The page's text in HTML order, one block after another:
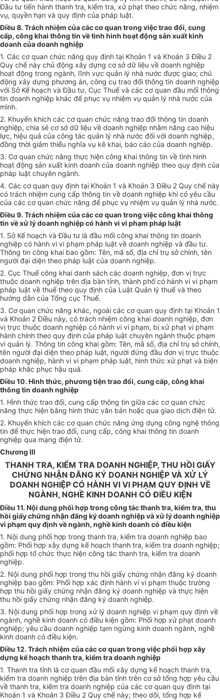
Đầu tư tiến hành thanh tra, kiểm tra, xử phạt theo chức năng, nhiệm
vụ, quyền hạn và quy định của pháp luật.
Điều 8. Trách nhiệm của các cơ quan trong việc trao đổi, cung
cấp, công khai thông tin về tình hình hoạt động sản xuất kinh
doanh của doanh nghiệp
1. Các cơ quan chức năng quy định tại Khoản 1 và Khoản 3 Điều 2
Quy chế này chủ động xây dựng cơ sở dữ liệu về doanh nghiệp
hoạt động trong ngành, lĩnh vực quản lý nhà nước được giao; chủ
động xây dựng phương án, công cụ trao đổi thông tin doanh nghiệp
với Sở Kế hoạch và Đầu tư, Cục Thuếvà các cơ quan đầu mối thông
tin doanh nghiệp khác để phục vụ nhiệm vụ quản lý nhà nước của
mình.
2. Khuyến khích các cơ quan chức năng trao đổi thông tin doanh
nghiệp, chia sẻ cơ sở dữ liệu về doanh nghiệp nhằm nâng cao hiệu
lực, hiệu quả của công tác quản lý nhà nước đối với doanh nghiệp,
đồng thời giảm thiểu nghĩa vụ kê khai, báo cáo của doanh nghiệp.
3. Cơ quan chức năng thực hiện công khai thông tin về tình hình
hoạt động sản xuất kinh doanh của doanh nghiệp theo quy định của
pháp luật chuyên ngành.
4. Các cơ quan quy định tại Khoản 1 và Khoản 3 Điều 2 Quy chế này
có trách nhiệm cung cấp thông tin về doanh nghiệp khi có yêu cầu
của các cơ quan chức năng để phục vụ nhiệm vụ quản lý nhà nước.
Điều 9. Trách nhiệm của các cơ quan trong việc công khai thông
tin về xử lý doanh nghiệp có hành vi vi phạm pháp luật
1. Sở Kế hoạch và Đầu tư là đầu mối công khai thông tin doanh
nghiệp có hành vi vi phạm pháp luật về doanh nghiệp và đầu tư.
Thông tin công khai bao gồm: Tên, mã số, địa chỉ trụ sở chính, tên
người đại diện theo pháp luật của doanh nghiệp.
2. Cục Thuế công khai danh sách các doanh nghiệp, đơn vị trực
thuộc doanh nghiệp trên địa bàn tỉnh, thành phố có hành vi vi phạm
pháp luật về thuế theo quy định của Luật Quản lý thuế và theo
hướng dẫn của Tổng cục Thuế.
3. Cơ quan chức năng khác, ngoài các cơ quan quy định tại Khoản 1
và Khoản 2 Điều này, có trách nhiệm công khai doanh nghiệp, đơn
vị trực thuộc doanh nghiệp có hành vi vi phạm, bị xử phạt vi phạm
hành chính theo quy định của pháp luật chuyên ngành thuộc phạm
vi quản lý. Thông tin công khai gồm: Tên, mã số, địa chỉ trụ sở chính,
tên người đại diện theo pháp luật, người đứng đầu đơn vị trực thuộc
doanh nghiệp, hành vi vi phạm pháp luật, hình thức xử phạt và biện
pháp khắc phục hậu quả.
Điều 10. Hình thức, phương tiện trao đổi, cung cấp, công khai
thông tin doanh nghiệp
1. Hình thức trao đổi, cung cấp thông tin giữa các cơ quan chức
năng thực hiện bằng hình thức văn bản hoặc qua giao dịch điện tử.
2. Khuyến khích các cơ quan chức năng ứng dụng công nghệ thông
tin để thực hiện trao đổi, cung cấp, công khai thông tin doanh
nghiệp qua mạng điện tử.
Chương III
THANH TRA, KIỂM TRA DOANH NGHIỆP, THU HỒI GIẤY
CHỨNG NHẬN ĐĂNG KÝ DOANH NGHIỆP VÀ XỬ LÝ
DOANH NGHIỆP CÓ HÀNH VI VI PHẠM QUY ĐỊNH VỀ
NGÀNH, NGHỀ KINH DOANH CÓ ĐIỀU KIỆN
Điều 11. Nội dung phối hợp trong công tác thanh tra, kiểm tra, thu
hồi giấy chứng nhận đăng ký doanh nghiệp và xử lý doanh nghiệp
vi phạm quy định vềngành, nghềkinh doanh có điều kiện
1. Nội dung phối hợp trong thanh tra, kiểm tra doanh nghiệp bao
gồm: Phối hợp xây dựng kế hoạch thanh tra, kiểm tra doanh nghiệp;
phối hợp tổ chức thực hiện công tác thanh tra, kiểm tra doanh
nghiệp.
2. Nội dung phối hợp trong thu hồi giấy chứng nhận đăng ký doanh
nghiệp bao gồm: Phối hợp xác định hành vi vi phạm thuộc trường
hợp thu hồi giấy chứng nhận đăng ký doanh nghiệp và thực hiện
thu hồi giấy chứng nhận đăng ký doanh nghiệp.
3. Nội dung phối hợp trong xử lý doanh nghiệp vi phạm quy định về
ngành, nghề kinh doanh có điều kiện gồm: Phối hợp xử phạt doanh
nghiệp; yêu cầu doanh nghiệp tạm ngừng kinh doanh ngành, nghề
kinh doanh có điều kiện.
Điều 12. Trách nhiệm của các cơ quan trong việc phối hợp xây
dựng kế hoạch thanh tra, kiểm tradoanh nghiệp
1. Thanh tra tỉnh là cơ quan đầu mối xây dựng kế hoạch thanh tra,
kiểm tra doanh nghiệp trên địa bàn tỉnh trên cơ sở tổng hợp yêu cầu
về thanh tra, kiểm tra doanh nghiệp của các cơ quan quy định tại
Khoản 1 và Khoản 3 Điều 2 Quy chế này; theo dõi, tổng hợp kế